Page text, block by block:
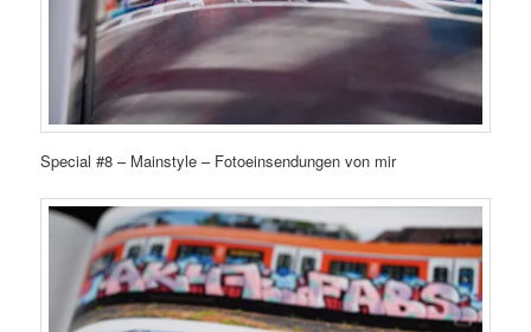
Special #8 – Mainstyle – Fotoeinsendungen von mir